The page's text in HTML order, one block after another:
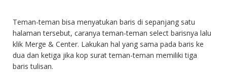
Teman-teman bisa menyatukan baris di sepanjang satu
halaman tersebut, caranya teman-teman select barisnya lalu
klik Merge & Center. Lakukan hal yang sama pada baris ke
dua dan ketiga jika kop surat teman-teman memiliki tiga
baris tulisan.